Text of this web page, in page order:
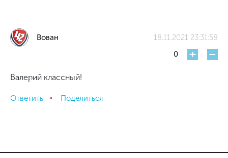
Вован
18.11.2021 23:31:58
0
+ -
Валерий классный!
Ответить Поделиться